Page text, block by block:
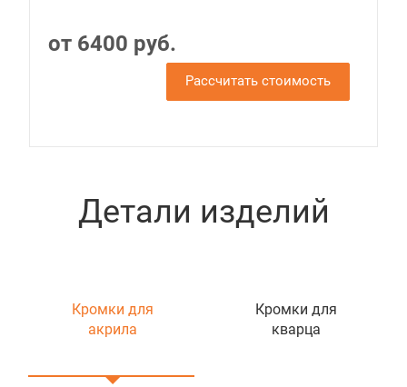
от 6400 руб.
Рассчитать стоимость
Детали изделий
Кромки для
акрила
Кромки для
кварца